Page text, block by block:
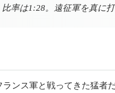
率は1:28。遠征軍を真に
ンス軍と戦ってきた猛者